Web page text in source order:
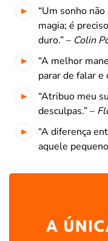
“Um sonho
magia; é
duro.” – Colin
“A melhor
parar de falar e
“Atribuo meu
desculpas.” –
“A diferença
aquele